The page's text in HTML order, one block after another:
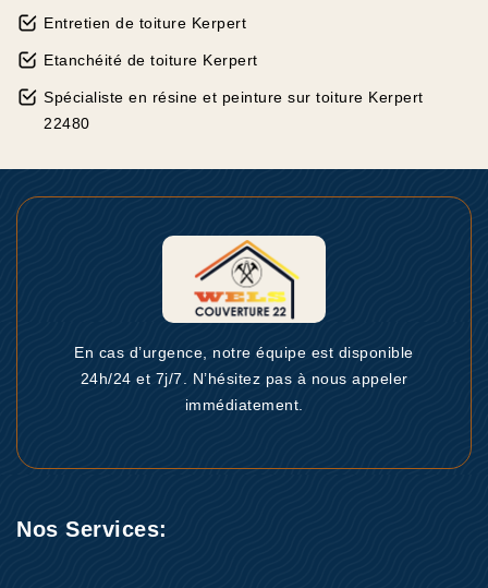
Entretien de toiture Kerpert
Etanchéité de toiture Kerpert
Spécialiste en résine et peinture sur toiture Kerpert
22480
En cas d’urgence, notre équipe est disponible
24h/24 et 7j/7. N’hésitez pas à nous appeler
immédiatement.
Nos Services: